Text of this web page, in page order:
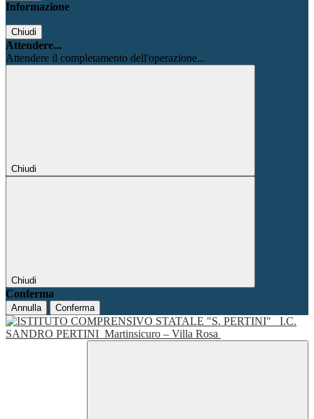
Informazione
Chiudi
Attendere...
Attendere il completamento dell'operazione...
Chiudi
Chiudi
Conferma
Annulla Conferma
I.C.
SANDRO PERTINI Martinsicuro – Villa Rosa